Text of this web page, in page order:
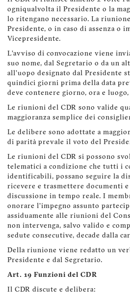
ogniqualvolta il Presidente o la
lo ritengano necessario. La
Presidente, o in caso di assenza o
Vicepresidente.
L’avviso di convocazione viene
suo nome, dal Segretario o da un
all’uopo designato dal Presidente
quindici giorni prima della data
deve contenere giorno, ora e luogo,
Le riunioni del CDR sono valide
maggioranza semplice dei
Le delibere sono adottate a
di parità prevale il voto del
Le riunioni del CDR si possono
telematici a condizione che tutti i
identificabili, possano seguire la
ricevere e trasmettere documenti
discussione in tempo reale. I
onorare l'impegno assunto
assiduamente alle riunioni del
non intervenga, salvo valido e
sedute consecutive, decade dalla
Della riunione viene redatto un
Presidente e dal Segretario.
Art. 19 Funzioni del CDR
Il CDR discute e delibera: